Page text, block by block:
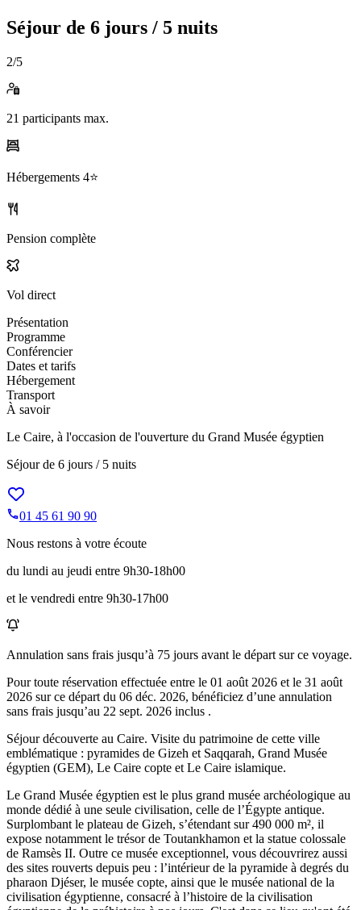
Séjour de 6 jours / 5 nuits
2/5
21 participants max.
Hébergements 4⭐️
Pension complète
Vol direct
Présentation
Programme
Conférencier
Dates et tarifs
Hébergement
Transport
À savoir
Le Caire, à l'occasion de l'ouverture du Grand Musée égyptien
Séjour de 6 jours / 5 nuits
01 45 61 90 90
Nous restons à votre écoute
du lundi au jeudi entre 9h30-18h00
et le vendredi entre 9h30-17h00
Annulation sans frais jusqu’à 75 jours avant le départ sur ce voyage.
Pour toute réservation effectuée entre le 01 août 2026 et le 31 août
2026 sur ce départ du 06 déc. 2026, bénéficiez d’une annulation
sans frais jusqu’au 22 sept. 2026 inclus .
Séjour découverte au Caire. Visite du patrimoine de cette ville
emblématique : pyramides de Gizeh et Saqqarah, Grand Musée
égyptien (GEM), Le Caire copte et Le Caire islamique.
Le Grand Musée égyptien est le plus grand musée archéologique au
monde dédié à une seule civilisation, celle de l’Égypte antique.
Surplombant le plateau de Gizeh, s’étendant sur 490 000 m², il
expose notamment le trésor de Toutankhamon et la statue colossale
de Ramsès II. Outre ce musée exceptionnel, vous découvrirez aussi
des sites rouverts depuis peu : l’intérieur de la pyramide à degrés du
pharaon Djéser, le musée copte, ainsi que le musée national de la
civilisation égyptienne, consacré à l’histoire de la civilisation